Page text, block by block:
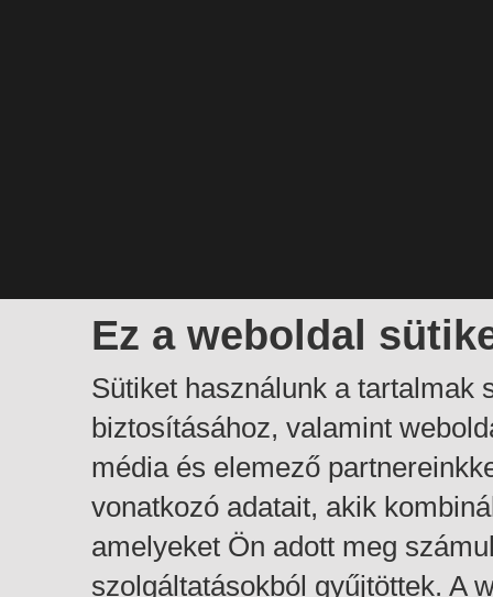
Ez a weboldal
Sütiket használunk a tartalmak
biztosításához, valamint
média és elemező
vonatkozó adatait, akik
amelyeket Ön adott meg
szolgáltatásokból gyűjtöttek. A